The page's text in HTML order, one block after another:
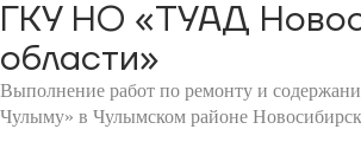
ГКУ НО «ТУАД
области»
Выполнение работ по ремонту и
Чулыму» в Чулымском районе